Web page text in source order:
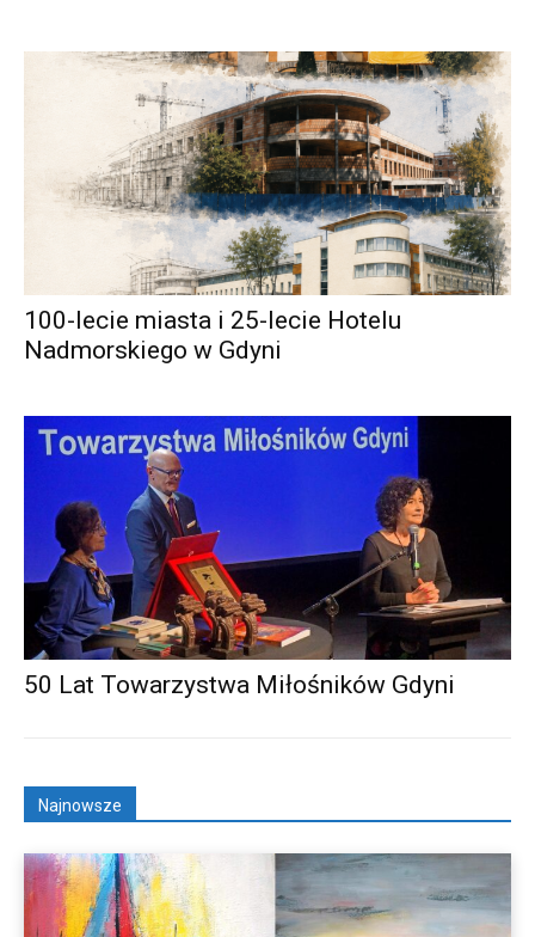
100-lecie miasta i 25-lecie Hotelu
Nadmorskiego w Gdyni
50 Lat Towarzystwa Miłośników Gdyni
Najnowsze